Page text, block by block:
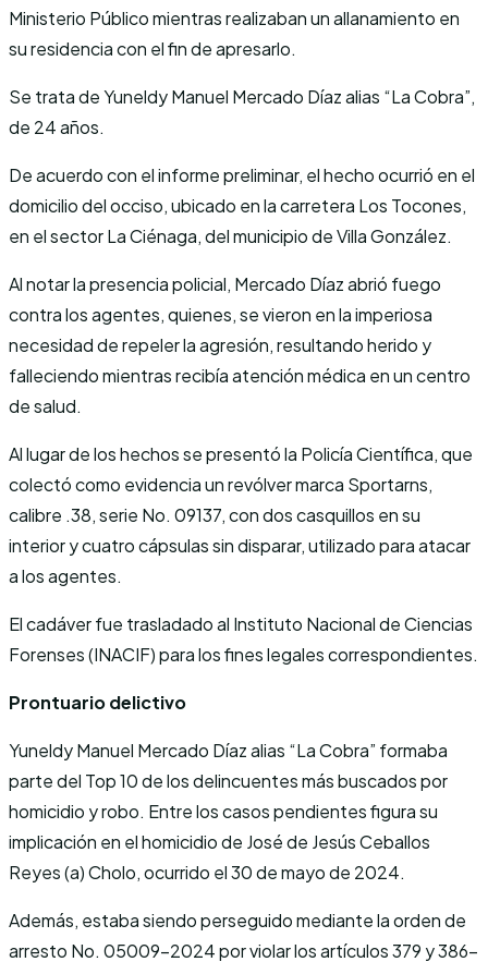
Ministerio Público mientras realizaban un allanamiento en
su residencia con el fin de apresarlo.
Se trata de Yuneldy Manuel Mercado Díaz alias “La Cobra”,
de 24 años.
De acuerdo con el informe preliminar, el hecho ocurrió en el
domicilio del occiso, ubicado en la carretera Los Tocones,
en el sector La Ciénaga, del municipio de Villa González.
Al notar la presencia policial, Mercado Díaz abrió fuego
contra los agentes, quienes, se vieron en la imperiosa
necesidad de repeler la agresión, resultando herido y
falleciendo mientras recibía atención médica en un centro
de salud.
Al lugar de los hechos se presentó la Policía Científica, que
colectó como evidencia un revólver marca Sportarns,
calibre .38, serie No. 09137, con dos casquillos en su
interior y cuatro cápsulas sin disparar, utilizado para atacar
a los agentes.
El cadáver fue trasladado al Instituto Nacional de Ciencias
Forenses (INACIF) para los fines legales correspondientes.
Prontuario delictivo
Yuneldy Manuel Mercado Díaz alias “La Cobra” formaba
parte del Top 10 de los delincuentes más buscados por
homicidio y robo. Entre los casos pendientes figura su
implicación en el homicidio de José de Jesús Ceballos
Reyes (a) Cholo, ocurrido el 30 de mayo de 2024.
Además, estaba siendo perseguido mediante la orden de
arresto No. 05009-2024 por violar los artículos 379 y 386-